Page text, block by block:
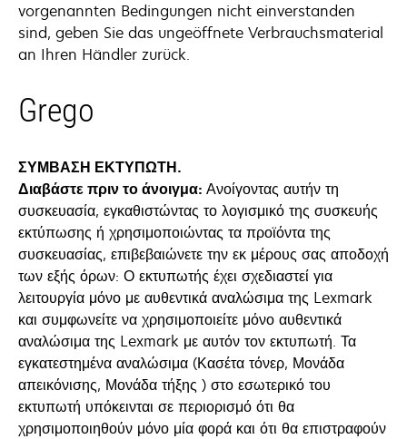
vorgenannten Bedingungen nicht einverstanden
sind, geben Sie das ungeöffnete Verbrauchsmaterial
an Ihren Händler zurück.
Grego
ΣΥΜΒΑΣΗ ΕΚΤΥΠΩΤΗ.
Διαβάστε πριν το άνοιγμα: Ανοίγοντας αυτήν τη
συσκευασία, εγκαθιστώντας το λογισμικό της συσκευής
εκτύπωσης ή χρησιμοποιώντας τα προϊόντα της
συσκευασίας, επιβεβαιώνετε την εκ μέρους σας αποδοχή
των εξής όρων: Ο εκτυπωτής έχει σχεδιαστεί για
λειτουργία μόνο με αυθεντικά αναλώσιμα της Lexmark
και συμφωνείτε να χρησιμοποιείτε μόνο αυθεντικά
αναλώσιμα της Lexmark με αυτόν τον εκτυπωτή. Τα
εγκατεστημένα αναλώσιμα (Κασέτα τόνερ, Μονάδα
απεικόνισης, Μονάδα τήξης ) στο εσωτερικό του
εκτυπωτή υπόκεινται σε περιορισμό ότι θα
χρησιμοποιηθούν μόνο μία φορά και ότι θα επιστραφούν